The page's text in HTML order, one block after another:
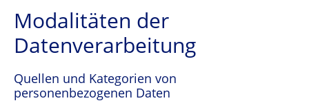
Modalitäten der
Datenverarbeitung
Quellen und Kategorien von
personenbezogenen Daten